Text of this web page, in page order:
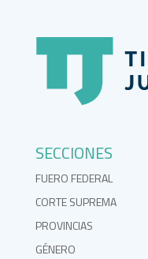
SECCIONES
FUERO FEDERAL
CORTE SUPREMA
PROVINCIAS
GÉNERO